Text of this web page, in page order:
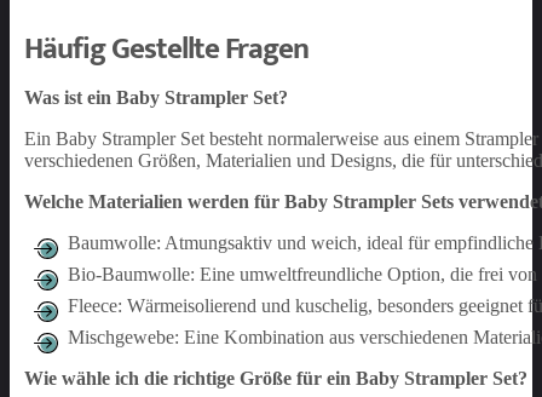
Häufig Gestellte Fragen
Was ist ein Baby Strampler Set?
Ein Baby Strampler Set besteht normalerweise aus einem
verschiedenen Größen, Materialien und Designs, die für
Welche Materialien werden für Baby Strampler Sets
Baumwolle: Atmungsaktiv und weich, ideal für empfindliche
Bio-Baumwolle: Eine umweltfreundliche Option, die frei von
Fleece: Wärmeisolierend und kuschelig, besonders geeignet
Mischgewebe: Eine Kombination aus verschiedenen
Wie wähle ich die richtige Größe für ein Baby Strampler Set?